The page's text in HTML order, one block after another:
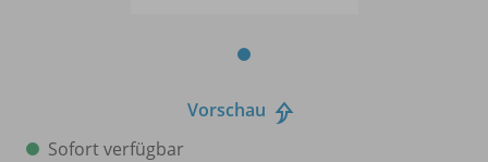
Vorschau
Sofort verfügbar